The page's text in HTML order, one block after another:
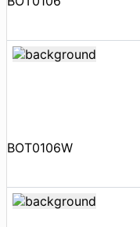
BOT0106W